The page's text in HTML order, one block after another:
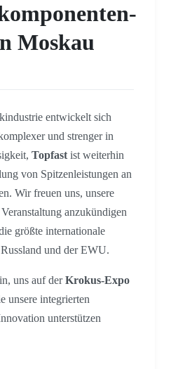
Moskau
entwickelt sich
und strenger in
Topfastist weiterhin
von Spitzenleistungen an
Wir freuen uns, unsere
anzukündigen
größte internationale
und der EWU.
uns auf derKrokus-Expo
unsere integrierten
unterstützen